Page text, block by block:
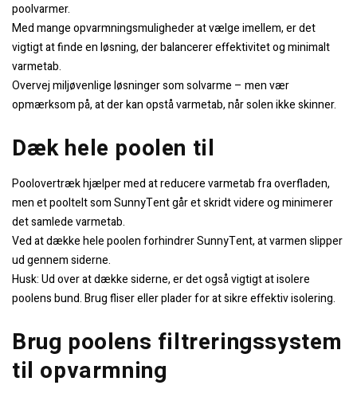
poolvarmer.
Med mange opvarmningsmuligheder at vælge imellem, er det
vigtigt at finde en løsning, der balancerer effektivitet og minimalt
varmetab.
Overvej miljøvenlige løsninger som solvarme – men vær
opmærksom på, at der kan opstå varmetab, når solen ikke skinner.
Dæk hele poolen til
Poolovertræk hjælper med at reducere varmetab fra overfladen,
men et pooltelt som SunnyTent går et skridt videre og minimerer
det samlede varmetab.
Ved at dække hele poolen forhindrer SunnyTent, at varmen slipper
ud gennem siderne.
Husk: Ud over at dække siderne, er det også vigtigt at isolere
poolens bund. Brug fliser eller plader for at sikre effektiv isolering.
Brug poolens filtreringssystem
til opvarmning